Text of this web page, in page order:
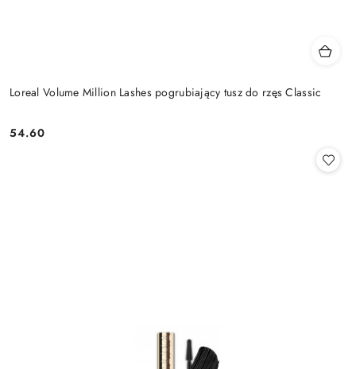
Loreal Volume Million Lashes pogrubiający tusz do rzęs Classic
Cena:
54.60